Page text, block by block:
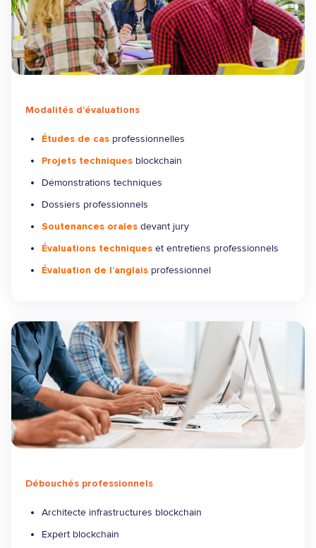
Modalités d’évaluations
Études de cas professionnelles
Projets techniques blockchain
Démonstrations techniques
Dossiers professionnels
Soutenances orales devant jury
Évaluations techniques et entretiens professionnels
Évaluation de l’anglais professionnel
Débouchés professionnels
Architecte infrastructures blockchain
Expert blockchain